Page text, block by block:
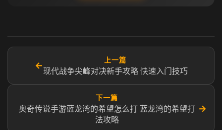
←
上一篇
现代战争尖峰对决新手攻略 快速入门技巧
下一篇
奥奇传说手游蓝龙湾的希望怎么打 蓝龙湾的希望打
法攻略
→